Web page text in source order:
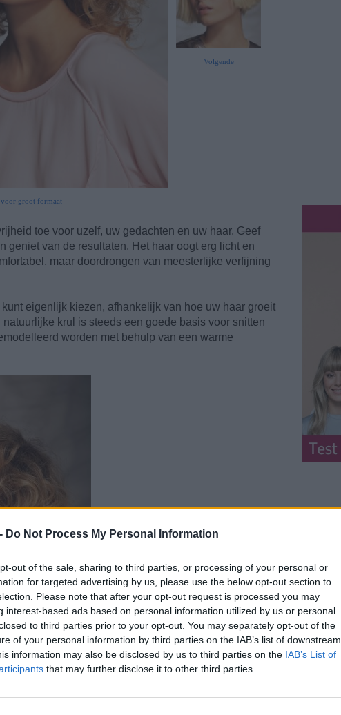
Do Not Process My Personal Information
out of the sale, sharing to third parties, or processing of your personal or
for targeted advertising by us, please use the below opt-out section to
Please note that after your opt-out request is processed you may
interest-based ads based on personal information utilized by us or personal
to third parties prior to your opt-out. You may separately opt-out of the
of your personal information by third parties on the IAB’s list of downstream
information may also be disclosed by us to third parties on the IAB’s List of
that may further disclose it to other third parties.
groot formaat
Volgende
toe voor uzelf, uw gedachten en uw haar. Geef
geniet van de resultaten. Het haar oogt erg licht en
maar doordrongen van meesterlijke verfijning
eigenlijk kiezen, afhankelijk van hoe uw haar groeit
krul is steeds een goede basis voor snitten
worden met behulp van een warme